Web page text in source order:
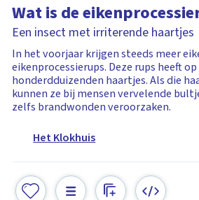
Wat is de
Een insect met irriterende haartjes
In het voorjaar krijgen steeds meer
eikenprocessierups. Deze rups heeft
honderdduizenden haartjes. Als die
kunnen ze bij mensen vervelende
zelfs brandwonden veroorzaken.
Het Klokhuis